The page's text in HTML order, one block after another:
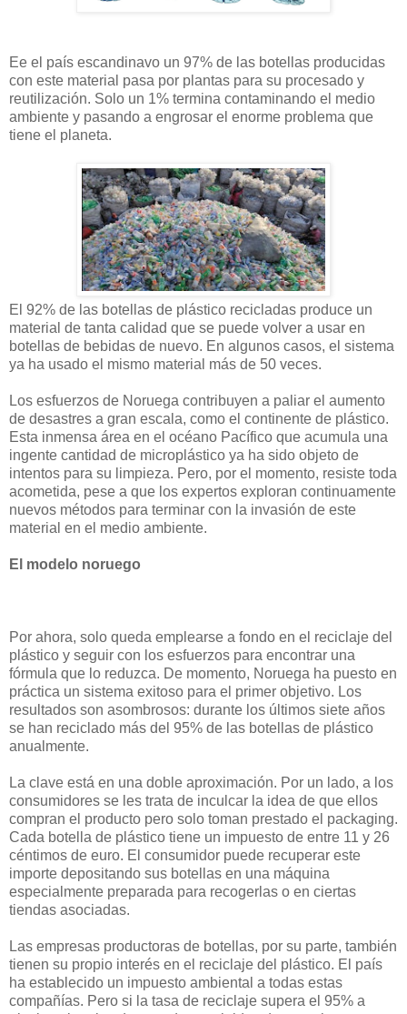
Ee el país escandinavo un 97% de las botellas producidas
con este material pasa por plantas para su procesado y
reutilización. Solo un 1% termina contaminando el medio
ambiente y pasando a engrosar el enorme problema que
tiene el planeta.
El 92% de las botellas de plástico recicladas produce un
material de tanta calidad que se puede volver a usar en
botellas de bebidas de nuevo. En algunos casos, el sistema
ya ha usado el mismo material más de 50 veces.
Los esfuerzos de Noruega contribuyen a paliar el aumento
de desastres a gran escala, como el continente de plástico.
Esta inmensa área en el océano Pacífico que acumula una
ingente cantidad de microplástico ya ha sido objeto de
intentos para su limpieza. Pero, por el momento, resiste toda
acometida, pese a que los expertos exploran continuamente
nuevos métodos para terminar con la invasión de este
material en el medio ambiente.
El modelo noruego
Por ahora, solo queda emplearse a fondo en el reciclaje del
plástico y seguir con los esfuerzos para encontrar una
fórmula que lo reduzca. De momento, Noruega ha puesto en
práctica un sistema exitoso para el primer objetivo. Los
resultados son asombrosos: durante los últimos siete años
se han reciclado más del 95% de las botellas de plástico
anualmente.
La clave está en una doble aproximación. Por un lado, a los
consumidores se les trata de inculcar la idea de que ellos
compran el producto pero solo toman prestado el packaging.
Cada botella de plástico tiene un impuesto de entre 11 y 26
céntimos de euro. El consumidor puede recuperar este
importe depositando sus botellas en una máquina
especialmente preparada para recogerlas o en ciertas
tiendas asociadas.
Las empresas productoras de botellas, por su parte, también
tienen su propio interés en el reciclaje del plástico. El país
ha establecido un impuesto ambiental a todas estas
compañías. Pero si la tasa de reciclaje supera el 95% a